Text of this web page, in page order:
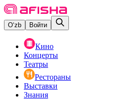
O‘zb Войти
Кино
Концерты
Театры
Рестораны
Выставки
Знания